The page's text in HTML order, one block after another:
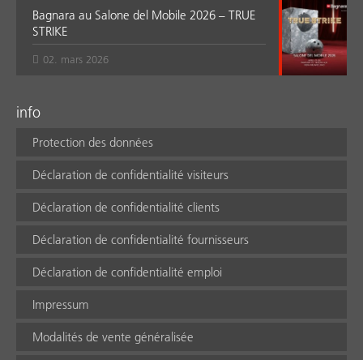
Bagnara au Salone del Mobile 2026 – TRUE
STRIKE
02. mars 2026
info
Protection des données
Déclaration de confidentialité visiteurs
Déclaration de confidentialité clients
Déclaration de confidentialité fournisseurs
Déclaration de confidentialité emploi
Impressum
Modalités de vente généralisée